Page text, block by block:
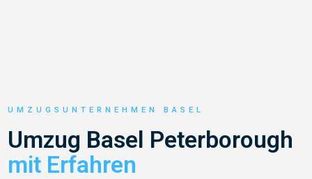
UMZUGSUNTERNEHMEN BASEL
Umzug Basel Peterborough
mit Erfahren